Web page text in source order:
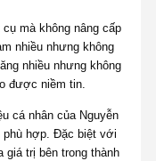
mà không nâng cấp
nhiều nhưng không
nhiều nhưng không
được niềm tin.
cá nhân của Nguyễn
phù hợp. Đặc biệt với
giá trị bên trong thành